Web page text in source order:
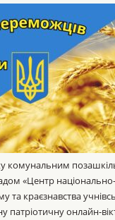
комунальним
«Центр
та краєзнавства
патріотичну онлайн-